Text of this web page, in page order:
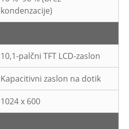
kondenzacije)
10,1-palčni TFT LCD-zaslon
Kapacitivni zaslon na dotik
1024 x 600